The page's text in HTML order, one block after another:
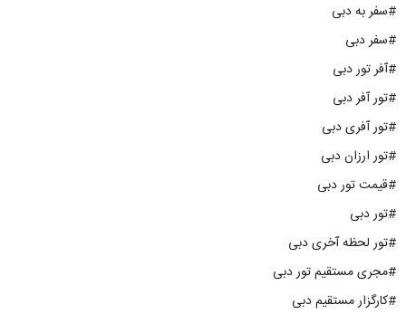
#سفر به دبی
#سفر دبی
#آفر تور دبی
#تور آفر دبی
#تور آفری دبی
#تور ارزان دبی
#قیمت تور دبی
#تور دبی
#تور لحظه آخری دبی
#مجری مستقیم تور دبی
#کارگزار مستقیم دبی